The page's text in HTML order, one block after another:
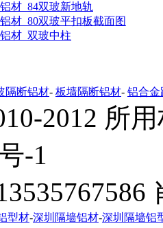
材_84双玻新地轨
材_80双玻平扣板截面图
材_双玻中柱
隔断铝材- 板墙隔断铝材- 铝合金
2012 所
-1
型材-深圳隔墙铝材-深圳隔墙铝